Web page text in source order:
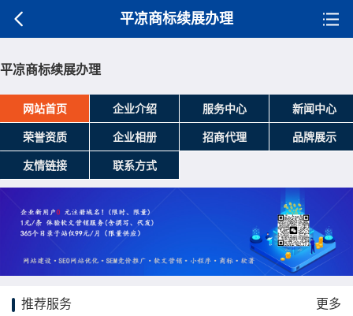
平凉商标续展办理
平凉商标续展办理
网站首页 企业介绍 服务中心 新闻中心
荣誉资质 企业相册 招商代理 品牌展示
友情链接 联系方式
推荐服务 更多